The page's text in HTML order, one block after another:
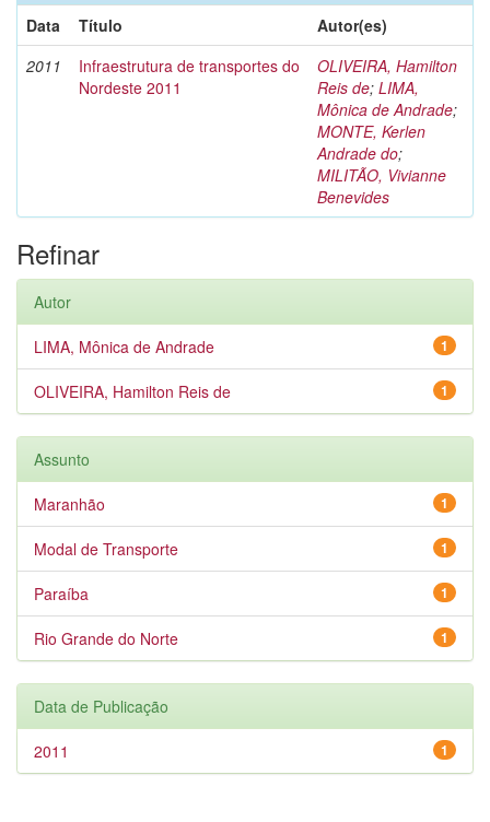
Data
Título
Autor(es)
2011
Infraestrutura de transportes do
Nordeste 2011
OLIVEIRA, Hamilton
Reis de; LIMA,
Mônica de Andrade;
MONTE, Kerlen
Andrade do;
MILITÃO, Vivianne
Benevides
Refinar
Autor
1
LIMA, Mônica de Andrade
1
OLIVEIRA, Hamilton Reis de
Assunto
1
Maranhão
1
Modal de Transporte
1
Paraíba
1
Rio Grande do Norte
Data de Publicação
1
2011